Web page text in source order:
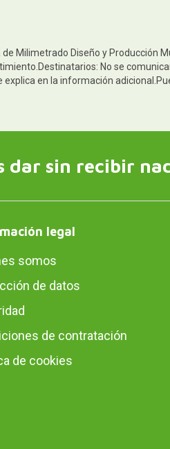
Milimetrado Diseño y Producción
No se
en la información
dar sin recibir
legal
somos
de datos
de contratación
de cookies